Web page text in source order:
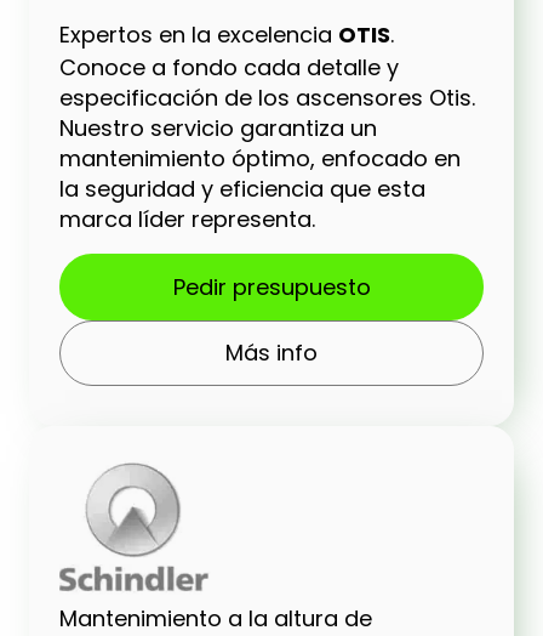
Expertos en la excelencia OTIS.
Conoce a fondo cada detalle y
especificación de los ascensores Otis.
Nuestro servicio garantiza un
mantenimiento óptimo, enfocado en
la seguridad y eficiencia que esta
marca líder representa.
Pedir presupuesto
Más info
Mantenimiento a la altura de